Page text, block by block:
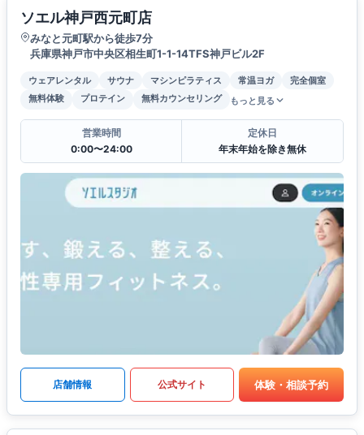
ソエル神戸西元町店
みなと元町駅から徒歩7分
兵庫県神戸市中央区相生町1-1-14TFS神戸ビル2F
ウェアレンタル サウナ マシンピラティス 常温ヨガ
完全個室
無料体験
プロテイン 無料カウンセリング もっと見る
営業時間
0:00〜24:00
定休日
年末年始を除き無休
店舗情報 公式サイト 体験・相談予約